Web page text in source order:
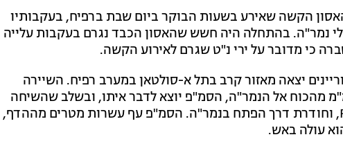
הקשה שאירע בשעות הבוקר ביום שבת ברפיח, בעקבותיו
נמר"ה. בהתחלה היה חשש שהאסון הכבד נגרם בעקבות עלייה
כי מדובר על ירי נ"ט שגרם לאירוע הקשה.
יצאה מאזור קרב בתל א-סולטאן במערב רפיח. השיירה
מהכוח אל הנמר"ה, הסמ"פ יוצא לדבר איתו, ובשלב שהשיחה
מסתיימת, ככל הנראה משוגרת רקטת RPG, וחודרת דרך הפתח בנמר"ה. הסמ"פ עף עשרות מטרים מההדף,
עולה באש.